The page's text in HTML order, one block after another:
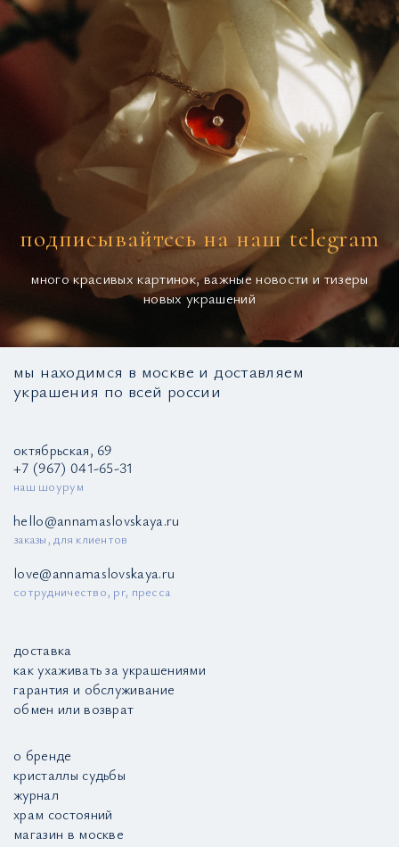
подписывайтесь на наш telegram
много красивых картинок, важные новости и тизеры
новых украшений
мы находимся в москве и доставляем
украшения по всей россии
октябрьская, 69
+7 (967) 041-65-31
наш шоурум
hello@annamaslovskaya.ru
заказы, для клиентов
love@annamaslovskaya.ru
сотрудничество, pr, пресса
доставка
как ухаживать за украшениями
гарантия и обслуживание
обмен или возврат
о бренде
кристаллы судьбы
журнал
храм состояний
магазин в москве